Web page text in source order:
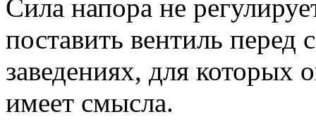
Cила напора не
поставить вентиль
заведениях, для которых
имеет смысла.